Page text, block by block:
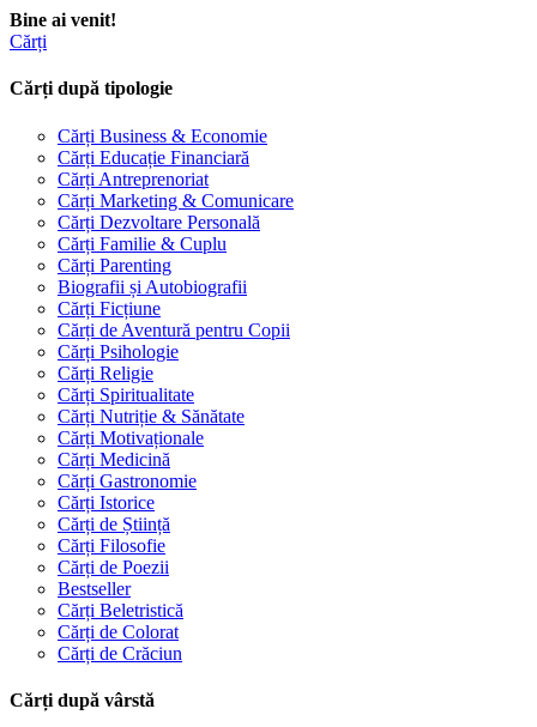
Bine ai venit!
Cărți
Cărți după tipologie
Cărți Business & Economie
Cărți Educație Financiară
Cărți Antreprenoriat
Cărți Marketing & Comunicare
Cărți Dezvoltare Personală
Cărți Familie & Cuplu
Cărți Parenting
Biografii și Autobiografii
Cărți Ficțiune
Cărți de Aventură pentru Copii
Cărți Psihologie
Cărți Religie
Cărți Spiritualitate
Cărți Nutriție & Sănătate
Cărți Motivaționale
Cărți Medicină
Cărți Gastronomie
Cărți Istorice
Cărți de Știință
Cărți Filosofie
Cărți de Poezii
Bestseller
Cărți Beletristică
Cărți de Colorat
Cărți de Crăciun
Cărți după vârstă